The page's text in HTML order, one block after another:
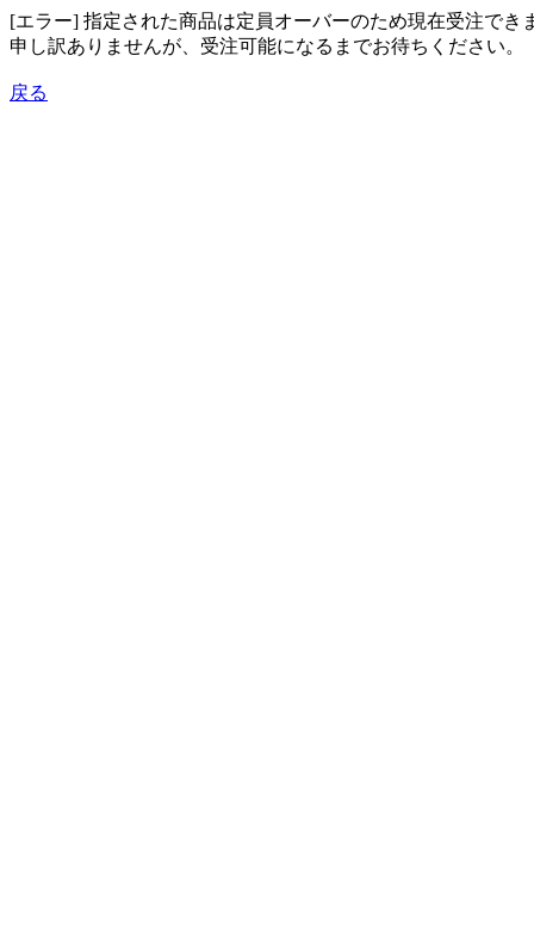
[エラー] 指定された商品は定員オーバーのため現在受注でき
申し訳ありませんが、受注可能になるまでお待ちください。
戻る